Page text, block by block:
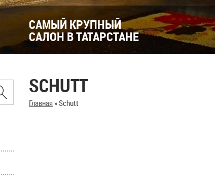
САМЫЙ КРУПНЫЙ
САЛОН В ТАТАРСТАНЕ
SCHUTT
Главная»Schutt